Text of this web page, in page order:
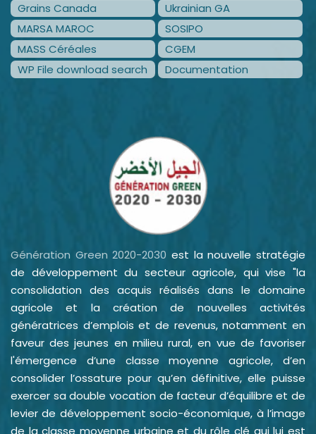
Grains Canada
Ukrainian GA
MARSA MAROC
SOSIPO
MASS Céréales
CGEM
WP File download search
Documentation
Génération Green 2020-2030 est la nouvelle stratégie
de développement du secteur agricole, qui vise "la
consolidation des acquis réalisés dans le domaine
agricole et la création de nouvelles activités
génératrices d’emplois et de revenus, notamment en
faveur des jeunes en milieu rural, en vue de favoriser
l'émergence d’une classe moyenne agricole, d’en
consolider l’ossature pour qu’en définitive, elle puisse
exercer sa double vocation de facteur d’équilibre et de
levier de développement socio-économique, à l’image
de la classe moyenne urbaine et du rôle clé qui lui est